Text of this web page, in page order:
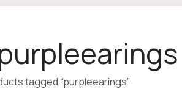
tagged “purpleearings”